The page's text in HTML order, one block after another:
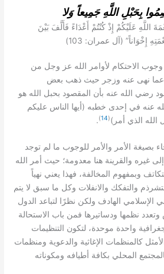
بِحَبْلِ اللَّهِ جَمِيعاً وَلا
اللَّهِ عَلَيْكُمْ إِذْ كُنْتُمْ أَعْدَاءً فَأَلَّفَ بَيْنَ
إِخْوَاناً” ( آل عمران: 103)
الاحتكام لأوامر الله عز وجل من
عما نهى عنه وزجر حيث ذهب بعض
رضي الله عنه بأن المقصود بحبل الله هو
عنه في إحدى خطبه ( أيها الناس عليكم
الله الذي أمر )
(
14
)
.
بصيغة الأمر والأمر للوجوب ما لم توجد
غيره والقرينة هنا معدومة؛ حيث أمر الله
وبمفهوم المخالفة، فهذا يعني نهياً
والتفكك والانفلات وكل ما سبق لا يتم
الإسلامي الهادف ولكن نظرًا لتباعد الدول
وتعدد نظمها ودساتيرها فمن باب الاستحالة
واحدة موحدة، لتكون التنظيمات
الأمثل كالمنظمات الإغاثية والدعوية ومنظمات
المحلي بكافة أطيافه ومكوناته